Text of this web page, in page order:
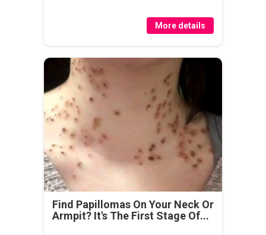
More details
Find Papillomas On Your Neck Or
Armpit? It's The First Stage Of...